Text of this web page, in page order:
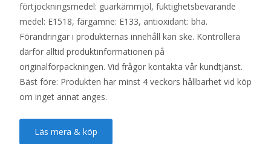
förtjockningsmedel: guarkärnmjöl, fuktighetsbevarande
medel: E1518, färgämne: E133, antioxidant: bha.
Förändringar i produkternas innehåll kan ske. Kontrollera
därför alltid produktinformationen på
originalförpackningen. Vid frågor kontakta vår kundtjänst.
Bäst före: Produkten har minst 4 veckors hållbarhet vid köp
om inget annat anges.
Läs mera & köp